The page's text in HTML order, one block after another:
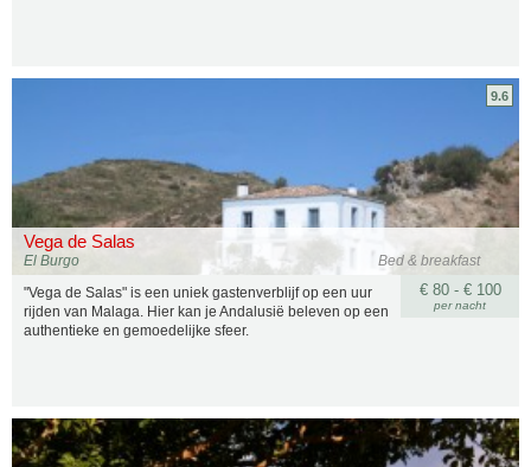
Vega de Salas
Bed & breakfast
El Burgo
9.6
€ 80 - € 100
per nacht
"Vega de Salas" is een uniek gastenverblijf op een uur
rijden van Malaga. Hier kan je Andalusië beleven op een
authentieke en gemoedelijke sfeer.